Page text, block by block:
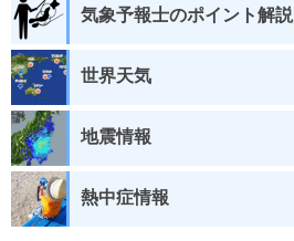
気象予報士のポイント解説
世界天気
地震情報
熱中症情報